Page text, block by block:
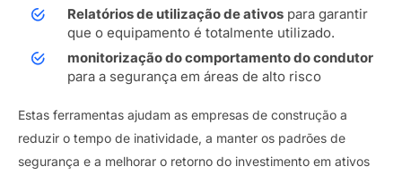
Relatórios de utilização de ativos para garantir
que o equipamento é totalmente utilizado.
monitorização do comportamento do condutor
para a segurança em áreas de alto risco
Estas ferramentas ajudam as empresas de construção a
reduzir o tempo de inatividade, a manter os padrões de
segurança e a melhorar o retorno do investimento em ativos